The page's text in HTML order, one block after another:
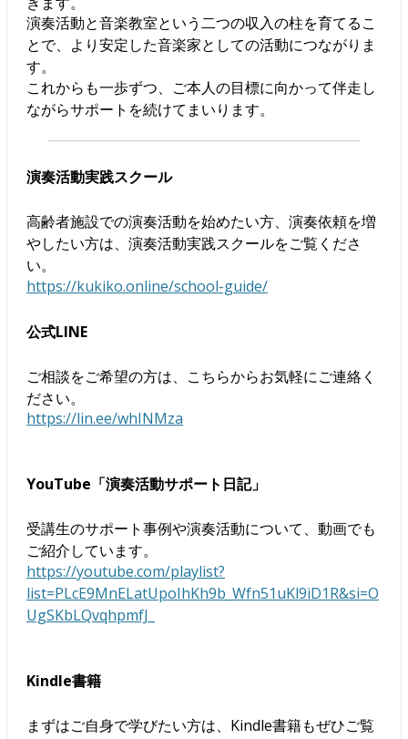
演奏活動と音楽教室という二つの収入の柱を育てるこ
とで、より安定した音楽家としての活動につながりま
す。
これからも一歩ずつ、ご本人の目標に向かって伴走し
ながらサポートを続けてまいります。
演奏活動実践スクール
高齢者施設での演奏活動を始めたい方、演奏依頼を増
やしたい方は、演奏活動実践スクールをご覧くださ
い。
https://kukiko.online/school-guide/
公式LINE
ご相談をご希望の方は、こちらからお気軽にご連絡く
ださい。
https://lin.ee/whINMza
YouTube「演奏活動サポート日記」
受講生のサポート事例や演奏活動について、動画でも
ご紹介しています。
https://youtube.com/playlist?
list=PLcE9MnELatUpoIhKh9b_Wfn51uKl9iD1R&si=O
UgSKbLQvqhpmfJ_
Kindle書籍
まずはご自身で学びたい方は、Kindle書籍もぜひご覧